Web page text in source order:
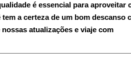
é essencial para aproveitar
a certeza de um bom descanso
atualizações e viaje com